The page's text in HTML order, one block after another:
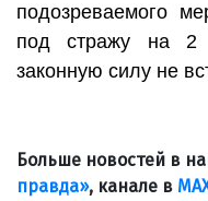
подозреваемого
под стражу на 2
законную силу не
Больше новостей в
правда», канале в